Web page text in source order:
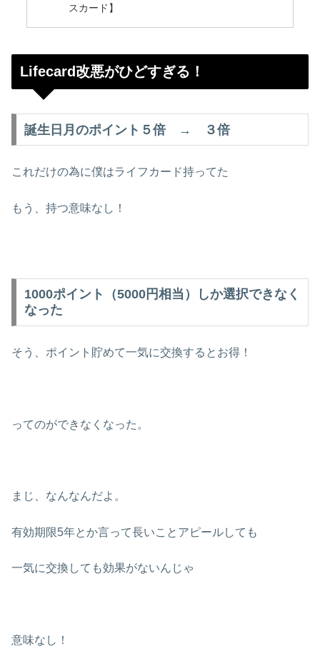
スカード】
Lifecard改悪がひどすぎる！
誕生日月のポイント５倍 → ３倍
これだけの為に僕はライフカード持ってた
もう、持つ意味なし！
1000ポイント（5000円相当）しか選択できなく
なった
そう、ポイント貯めて一気に交換するとお得！
ってのができなくなった。
まじ、なんなんだよ。
有効期限5年とか言って長いことアピールしても
一気に交換しても効果がないんじゃ
意味なし！